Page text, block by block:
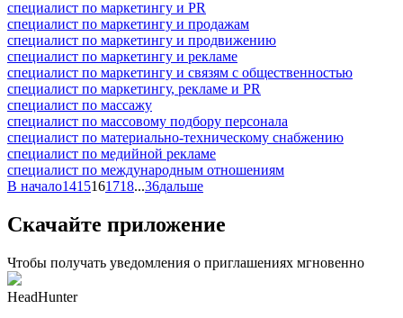
специалист по маркетингу и PR
специалист по маркетингу и продажам
специалист по маркетингу и продвижению
специалист по маркетингу и рекламе
специалист по маркетингу и связям с общественностью
специалист по маркетингу, рекламе и PR
специалист по массажу
специалист по массовому подбору персонала
специалист по материально-техническому снабжению
специалист по медийной рекламе
специалист по международным отношениям
В начало1415161718...36дальше
Скачайте приложение
Чтобы получать уведомления о приглашениях мгновенно
HeadHunter